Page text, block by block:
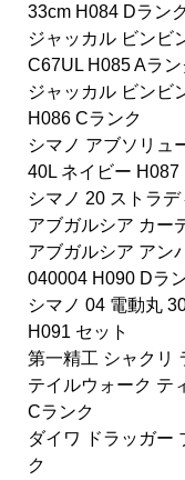
33cm H084 Dラン
ジャッカル ビンビ
C67UL H085 Aラン
ジャッカル ビンビ
H086 Cランク
シマノ アブソリュ
40L ネイビー H087
シマノ 20 ストラ
アブガルシア カー
アブガルシア アン
040004 H090 Dラ
シマノ 04 電動丸
H091 セット
第一精工 シャクリ
テイルウォーク テ
Cランク
ダイワ ドラッガー
ク